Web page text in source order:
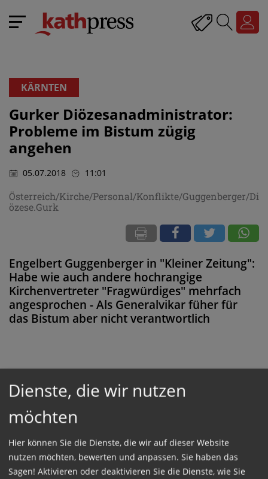
KÄRNTEN
Gurker Diözesanadministrator:
Probleme im Bistum zügig
angehen
05.07.2018 11:01
Österreich/Kirche/Personal/Konflikte/Guggenberger/Di
özese.Gurk
Engelbert Guggenberger in "Kleiner Zeitung":
Habe wie auch andere hochrangige
Kirchenvertreter "Fragwürdiges" mehrfach
angesprochen - Als Generalvikar füher für
das Bistum aber nicht verantwortlich
loggen Sie sich ein, oder bestellen Sie das
ProduktKathpress_online
GESCHÜTZTER BEREICH
Dienste, die wir nutzen
möchten
Hier können Sie die Dienste, die wir auf dieser Website
nutzen möchten, bewerten und anpassen. Sie haben das
Sagen! Aktivieren oder deaktivieren Sie die Dienste, wie Sie